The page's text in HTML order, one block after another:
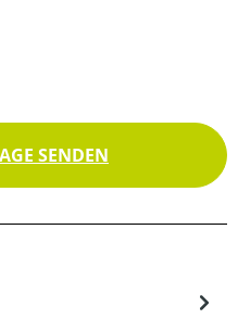
SENDEN